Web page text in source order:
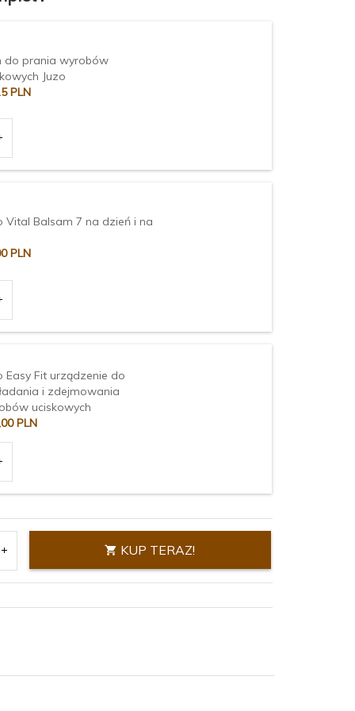
do prania wyrobów
Juzo
PLN
Vital Balsam 7 na dzień i na
PLN
Easy Fit urządzenie do
i zdejmowania
uciskowych
00 PLN
KUP TERAZ!